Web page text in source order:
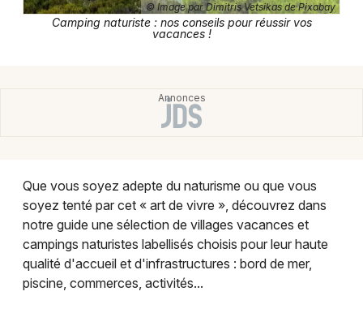
Sorties & loisirs
Actualités
Magazine
© Image par Dimitris Vetsikas de Pixabay
Camping naturiste : nos conseils pour réussir vos
vacances !
Que vous soyez adepte du naturisme ou que vous
soyez tenté par cet « art de vivre », découvrez dans
notre guide une sélection de villages vacances et
campings naturistes labellisés choisis pour leur haute
qualité d'accueil et d'infrastructures : bord de mer,
piscine, commerces, activités...